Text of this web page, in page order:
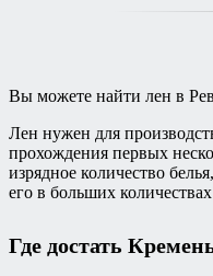
Вы можете найти лен в
Лен нужен для
прохождения первых
изрядное количество
его в больших
Где достать